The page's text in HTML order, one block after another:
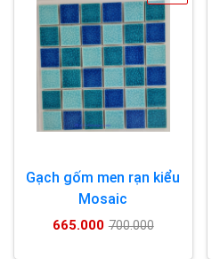
Gạch gốm men rạn kiểu
Mosaic
665.000 700.000